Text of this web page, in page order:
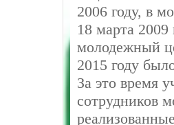
2006 году, в
18 марта
молодежный
2015 году
За это время
сотрудников